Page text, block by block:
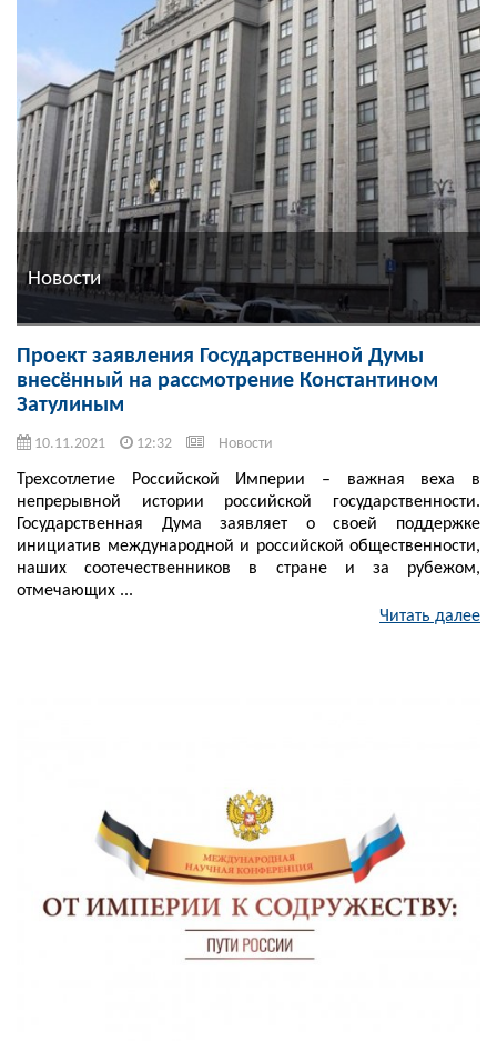
Новости
Проект заявления Государственной Думы
внесённый на рассмотрение Константином
Затулиным
10.11.2021 12:32 Новости
Трехсотлетие Российской Империи – важная веха в
непрерывной истории российской государственности.
Государственная Дума заявляет о своей поддержке
инициатив международной и российской общественности,
наших соотечественников в стране и за рубежом,
отмечающих ...
Читать далее